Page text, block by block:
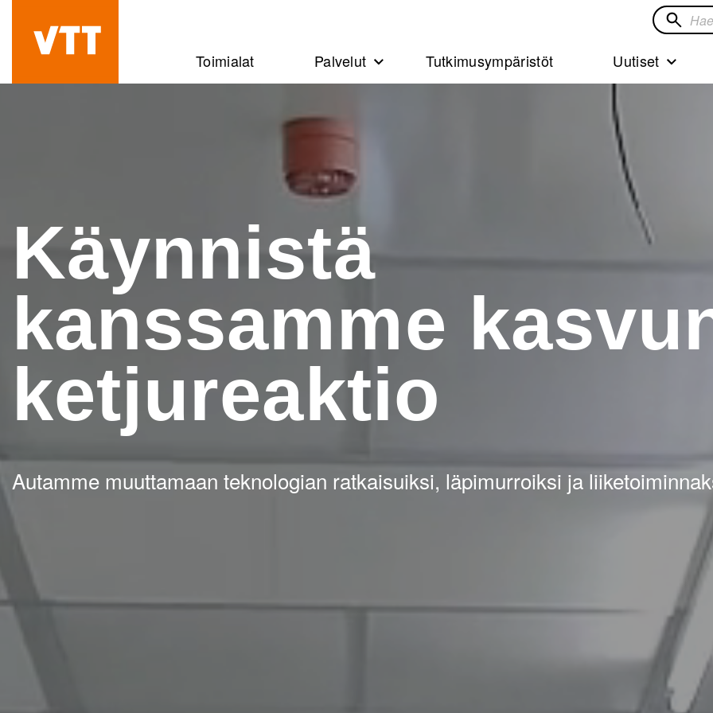
pääsisältöön
Beyond
the
Hae
Toimialat Palvelut Tutkimusympäristöt Uutiset
Käynnistä
kanssamme
ketjureaktio
Autamme muuttamaan teknologian ratkaisuiksi, läpimurroiksi ja